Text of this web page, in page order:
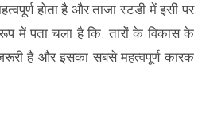
होता है और ताजा स्टडी में इसी पर
में पता चला है कि, तारों के विकास के
है और इसका सबसे महत्वपूर्ण कारक